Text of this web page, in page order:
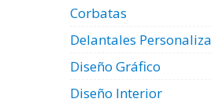
Corbatas
Delantales
Diseño Gráfico
Diseño Interior